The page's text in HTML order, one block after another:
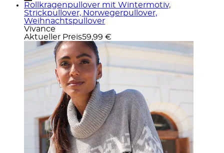
Rollkragenpullover mit Wintermotiv,
Strickpullover, Norwegerpullover,
Weihnachtspullover
Vivance
Aktueller Preis59,99 €